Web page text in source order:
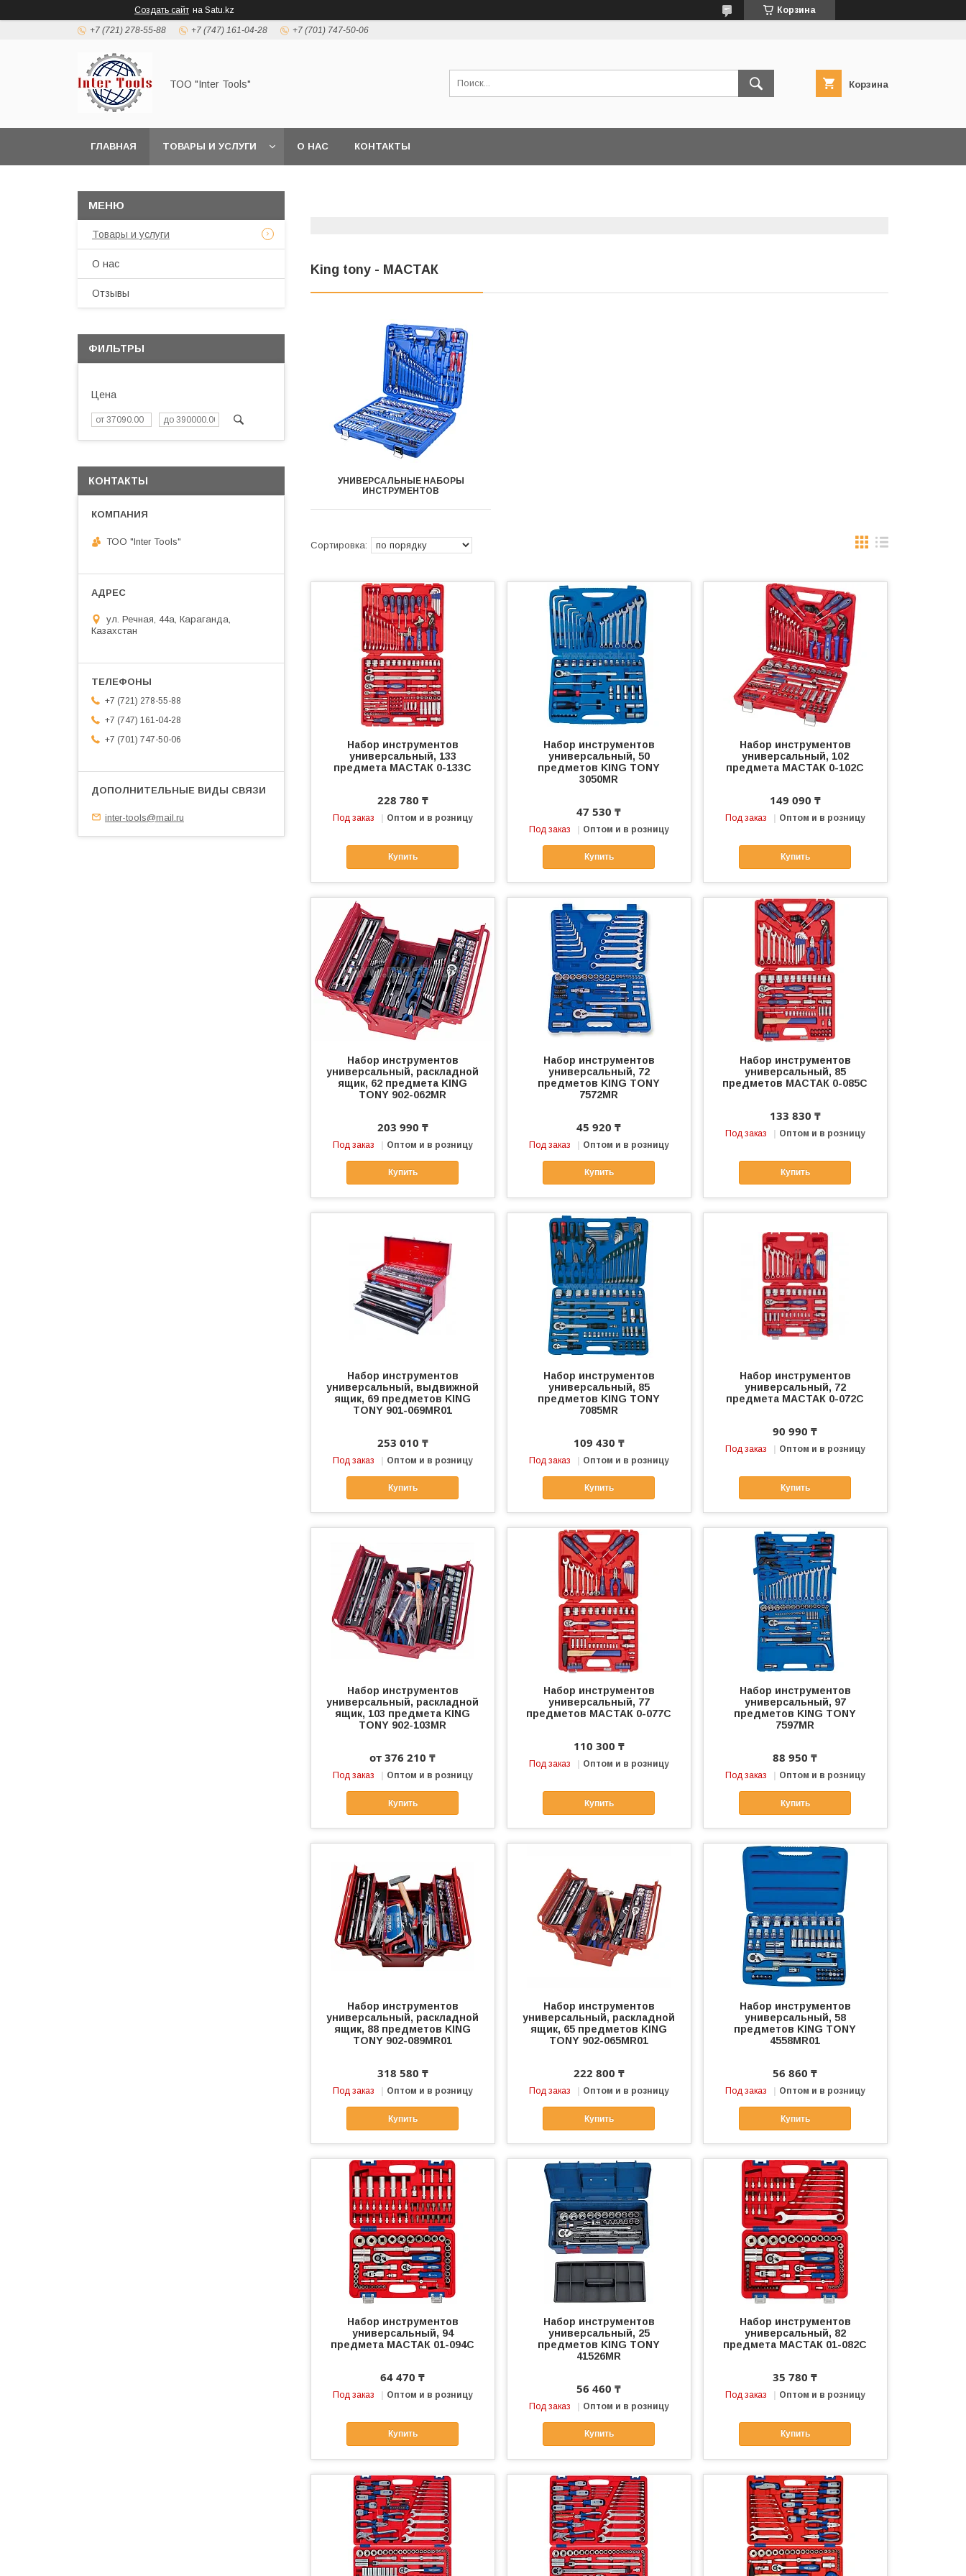
Создать сайт на Satu.kz Корзина
+7 (721) 278-55-88 +7 (747) 161-04-28 +7 (701) 747-50-06
ТОО "Inter Tools" Корзина
ГЛАВНАЯ ТОВАРЫ И УСЛУГИ О НАС КОНТАКТЫ
King tony - МАСТАК
УНИВЕРСАЛЬНЫЕ НАБОРЫ
ИНСТРУМЕНТОВ
Набор инструментов
универсальный, 133
предмета МАСТАК 0-133C
228 780 ₸
Под заказ Оптом и в розницу
Купить
Набор инструментов
универсальный, 50
предметов KING TONY
3050MR
47 530 ₸
Под заказ Оптом и в розницу
Купить
Набор инструментов
универсальный, 102
предмета МАСТАК 0-102C
149 090 ₸
Под заказ Оптом и в розницу
Купить
Набор инструментов
универсальный, раскладной
ящик, 62 предмета KING
TONY 902-062MR
203 990 ₸
Под заказ Оптом и в розницу
Купить
Набор инструментов
универсальный, 72
предметов KING TONY
7572MR
45 920 ₸
Под заказ Оптом и в розницу
Купить
Набор инструментов
универсальный, 85
предметов МАСТАК 0-085C
133 830 ₸
Под заказ Оптом и в розницу
Купить
Набор инструментов
универсальный, выдвижной
ящик, 69 предметов KING
TONY 901-069MR01
253 010 ₸
Под заказ Оптом и в розницу
Купить
Набор инструментов
универсальный, 85
предметов KING TONY
7085MR
109 430 ₸
Под заказ Оптом и в розницу
Купить
Набор инструментов
универсальный, 72
предмета МАСТАК 0-072C
90 990 ₸
Под заказ Оптом и в розницу
Купить
Набор инструментов
универсальный, раскладной
ящик, 103 предмета KING
TONY 902-103MR
от 376 210 ₸
Под заказ Оптом и в розницу
Купить
Набор инструментов
универсальный, 77
предметов МАСТАК 0-077C
110 300 ₸
Под заказ Оптом и в розницу
Купить
Набор инструментов
универсальный, 97
предметов KING TONY
7597MR
88 950 ₸
Под заказ Оптом и в розницу
Купить
Набор инструментов
универсальный, раскладной
ящик, 88 предметов KING
TONY 902-089MR01
318 580 ₸
Под заказ Оптом и в розницу
Купить
Набор инструментов
универсальный, раскладной
ящик, 65 предметов KING
TONY 902-065MR01
222 800 ₸
Под заказ Оптом и в розницу
Купить
Набор инструментов
универсальный, 58
предметов KING TONY
4558MR01
56 860 ₸
Под заказ Оптом и в розницу
Купить
Набор инструментов
универсальный, 94
предмета МАСТАК 01-094C
64 470 ₸
Под заказ Оптом и в розницу
Купить
Набор инструментов
универсальный, 25
предметов KING TONY
41526MR
56 460 ₸
Под заказ Оптом и в розницу
Купить
Набор инструментов
универсальный, 82
предмета МАСТАК 01-082C
35 780 ₸
Под заказ Оптом и в розницу
Купить
Товары и услуги
О нас
Отзывы
ФИЛЬТРЫ
Цена
КОНТАКТЫ
ТОО "Inter Tools"
ул. Речная, 44а, Караганда,
Казахстан
+7 (721) 278-55-88
+7 (747) 161-04-28
+7 (701) 747-50-06
inter-tools@mail.ru